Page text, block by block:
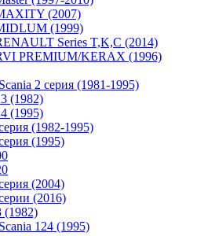
(2007)
(1999)
Series T,K,C (2014)
PREMIUM/KERAX (1996)
2 серия (1981-1995)
(1982)
(1995)
(1982-1995)
(1995)
(2004)
(2016)
(1982)
124 (1995)